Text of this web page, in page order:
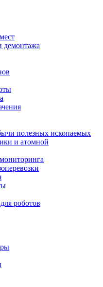
демонтажа
полезных ископаемых
и атомной
роботов